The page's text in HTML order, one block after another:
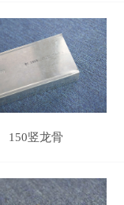
150竖龙骨